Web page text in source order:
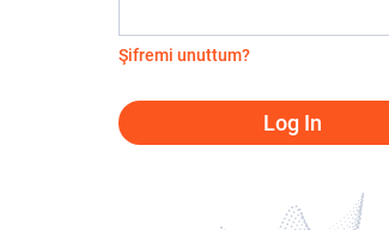
Şifremi unuttum?
Log In